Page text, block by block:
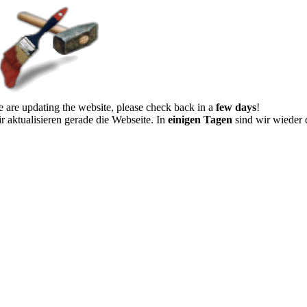
are updating the website, please check back in a few days!
aktualisieren gerade die Webseite. In einigen Tagen sind wir wieder